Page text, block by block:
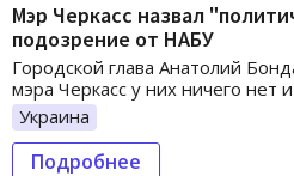
Мэр Черкасс назвал
подозрение от НАБУ
Городской глава Анатолий
мэра Черкасс у них ничего нет
Украина
Подробнее